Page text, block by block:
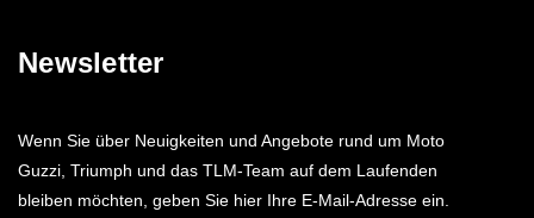
Newsletter
Wenn Sie über Neuigkeiten und Angebote rund um Moto
Guzzi, Triumph und das TLM-Team auf dem Laufenden
bleiben möchten, geben Sie hier Ihre E-Mail-Adresse ein.